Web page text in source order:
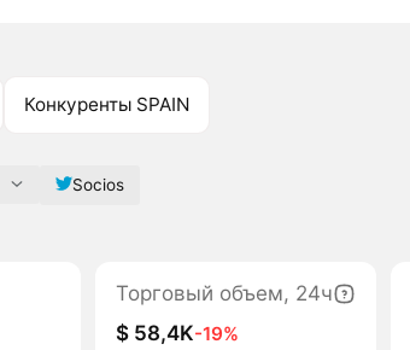
Конкуренты SPAIN
Socios
Торговый объем, 24ч
$ 58,4K-19%